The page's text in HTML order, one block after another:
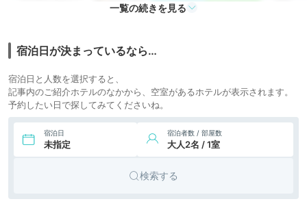
icotto
一覧の続きを見る
宿泊日が決まっているなら…
宿泊日と人数を選択すると、
記事内のご紹介ホテルのなかから、空室があるホテルが表示されます。
予約したい日で探してみてくださいね。
宿泊日
未指定
宿泊者数 / 部屋数
大人2名 / 1室
検索する